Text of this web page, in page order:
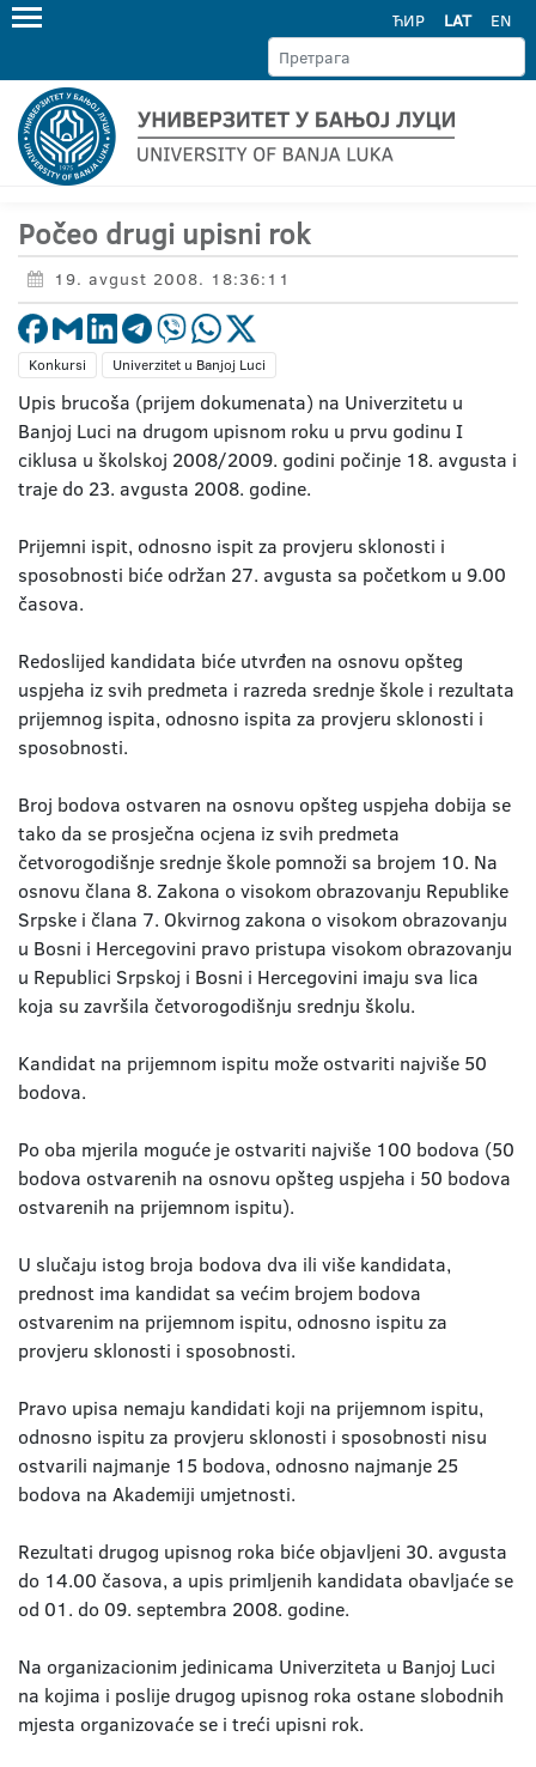
ЋИР LAT EN
Počeo drugi upisni rok
19. avgust 2008. 18:36:11
Konkursi Univerzitet u Banjoj Luci
Upis brucoša (prijem dokumenata) na Univerzitetu u
Banjoj Luci na drugom upisnom roku u prvu godinu I
ciklusa u školskoj 2008/2009. godini počinje 18. avgusta i
traje do 23. avgusta 2008. godine.
Prijemni ispit, odnosno ispit za provjeru sklonosti i
sposobnosti biće održan 27. avgusta sa početkom u 9.00
časova.
Redoslijed kandidata biće utvrđen na osnovu opšteg
uspjeha iz svih predmeta i razreda srednje škole i rezultata
prijemnog ispita, odnosno ispita za provjeru sklonosti i
sposobnosti.
Broj bodova ostvaren na osnovu opšteg uspjeha dobija se
tako da se prosječna ocjena iz svih predmeta
četvorogodišnje srednje škole pomnoži sa brojem 10. Na
osnovu člana 8. Zakona o visokom obrazovanju Republike
Srpske i člana 7. Okvirnog zakona o visokom obrazovanju
u Bosni i Hercegovini pravo pristupa visokom obrazovanju
u Republici Srpskoj i Bosni i Hercegovini imaju sva lica
koja su završila četvorogodišnju srednju školu.
Kandidat na prijemnom ispitu može ostvariti najviše 50
bodova.
Po oba mjerila moguće je ostvariti najviše 100 bodova (50
bodova ostvarenih na osnovu opšteg uspjeha i 50 bodova
ostvarenih na prijemnom ispitu).
U slučaju istog broja bodova dva ili više kandidata,
prednost ima kandidat sa većim brojem bodova
ostvarenim na prijemnom ispitu, odnosno ispitu za
provjeru sklonosti i sposobnosti.
Pravo upisa nemaju kandidati koji na prijemnom ispitu,
odnosno ispitu za provjeru sklonosti i sposobnosti nisu
ostvarili najmanje 15 bodova, odnosno najmanje 25
bodova na Akademiji umjetnosti.
Rezultati drugog upisnog roka biće objavljeni 30. avgusta
do 14.00 časova, a upis primljenih kandidata obavljaće se
od 01. do 09. septembra 2008. godine.
Na organizacionim jedinicama Univerziteta u Banjoj Luci
na kojima i poslije drugog upisnog roka ostane slobodnih
mjesta organizovaće se i treći upisni rok.